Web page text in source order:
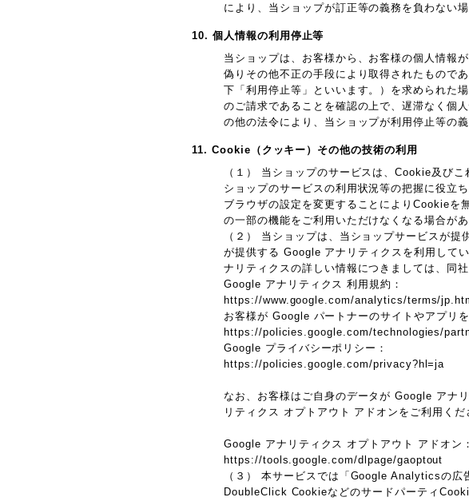
により、当ショップが訂正等の義務を負わない
10. 個人情報の利用停止等
当ショップは、お客様から、お客様の個人情報
偽りその他不正の手段により取得されたもので
下「利用停止等」といいます。）を求められた
のご請求であることを確認の上で、遅滞なく個
の他の法令により、当ショップが利用停止等の
11. Cookie（クッキー）その他の技術の利用
（１） 当ショップのサービスは、Cookie及び
ショップのサービスの利用状況等の把握に役立
ブラウザの設定を変更することによりCookieを
の一部の機能をご利用いただけなくなる場合があ
（２） 当ショップは、当ショップサービスが
が提供する Google アナリティクスを利用して
ナリティクスの詳しい情報につきましては、同
Google アナリティクス 利用規約：
https://www.google.com/analytics/terms/
お客様が Google パートナーのサイトやアプリ
https://policies.google.com/technologies/
Google プライバシーポリシー：
https://policies.google.com/privacy?hl=ja
なお、お客様はご自身のデータが Google アナ
リティクス オプトアウト アドオンをご利用くだ
Google アナリティクス オプトアウト アドオン：
https://tools.google.com/dlpage/gaoptout
（３） 本サービスでは「Google Analyticsの広
DoubleClick Cookieなどのサードパーティ